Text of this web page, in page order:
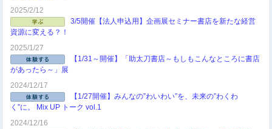
2025/2/12
3/5開催【法人申込用】企画展セミナー書店を新たな経営
資源に変える？！
2025/1/27
【1/31～開催】「助太刀書店～もしもこんなところに書店
があったら～」展
2024/12/17
【1/27開催】みんなの”わいわい”を、未来の”わくわ
く”に。 Mix UP トーク vol.1
2024/12/16